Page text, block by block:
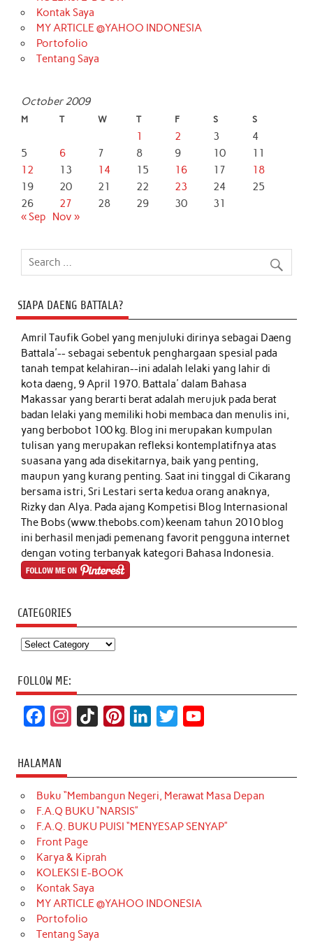
Kontak Saya
MY ARTICLE @YAHOO INDONESIA
Portofolio
Tentang Saya
October 2009
M T W T F S S
1 2 3
4
5
6 7 8 9 10
11
12
13 14 15 16 17
18
19
20 21 22 23 24
25
26
27 28 29 30
31
« Sep
Nov »
SIAPA DAENG BATTALA?
Amril Taufik Gobelyang menjuluki dirinya sebagai Daeng
Battala'-- sebagai sebentuk penghargaan spesial pada
tanah tempat kelahiran--ini adalah lelaki yang lahir di
kota daeng, 9 April 1970. Battala' dalam Bahasa
Makassar yang berarti berat adalah merujuk pada berat
badan lelaki yang memiliki hobi membaca dan menulis ini,
yang berbobot 100 kg. Blog ini merupakan kumpulan
tulisan yang merupakan refleksi kontemplatifnya atas
suasana yang ada disekitarnya, baik yang penting,
maupun yang kurang penting. Saat ini tinggal di Cikarang
bersama istri, Sri Lestari serta kedua orang anaknya,
Rizky dan Alya. Pada ajang Kompetisi Blog Internasional
The Bobs (www.thebobs.com) keenam tahun 2010 blog
ini berhasil menjadi pemenang favorit pengguna internet
dengan voting terbanyak kategori Bahasa Indonesia.
CATEGORIES
Categories
FOLLOW ME:
c
e
b
o
o
k
t
a
g
r
a
m
T
o
k
t
e
r
k
e
d
t
t
e
T
u
b
HALAMAN
Buku “Membangun Negeri, Merawat Masa Depan
F.A.Q BUKU “NARSIS”
F.A.Q. BUKU PUISI “MENYESAP SENYAP”
Front Page
Karya & Kiprah
KOLEKSI E-BOOK
Kontak Saya
MY ARTICLE @YAHOO INDONESIA
Portofolio
Tentang Saya